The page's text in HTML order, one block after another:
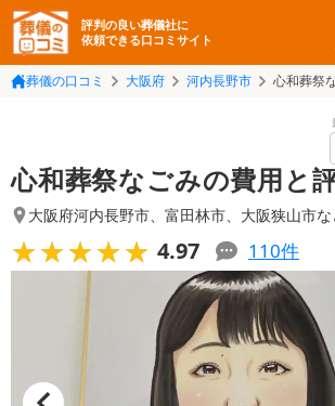
評判の良い葬儀社に
依頼できる口コミサイト
葬儀の口コミ 大阪府 河内長野市 心和葬祭
心和葬祭なごみの費用と
大阪府河内長野市、 富田林市、 大阪狭山市
★★★★★
★★★★★ 4.97 110件